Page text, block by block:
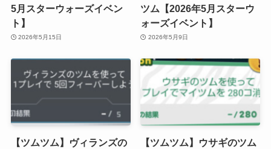
5月スターウォーズイベン
ト】
2026年5月15日
ツム【2026年5月スターウ
ォーズイベント】
2026年5月9日
【ツムツム】ヴィランズの
【ツムツム】ウサギのツム